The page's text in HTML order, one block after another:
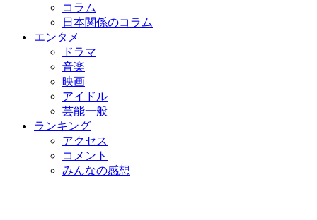
コラム
日本関係のコラム
エンタメ
ドラマ
音楽
映画
アイドル
芸能一般
ランキング
アクセス
コメント
みんなの感想